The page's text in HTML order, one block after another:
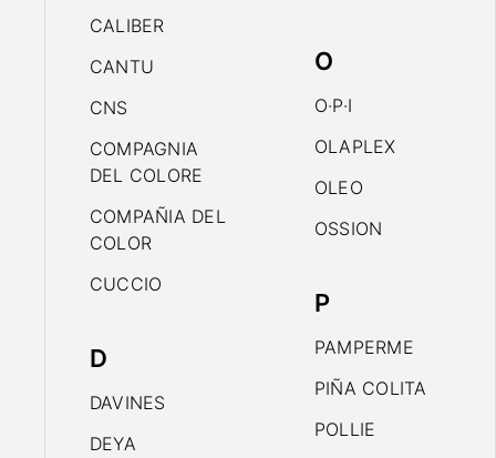
CALIBER
CANTU
CNS
COMPAGNIA
DEL COLORE
COMPAÑIA DEL
COLOR
CUCCIO
D
DAVINES
DEYA
O
O·P·I
OLAPLEX
OLEO
OSSION
P
PAMPERME
PIÑA COLITA
POLLIE